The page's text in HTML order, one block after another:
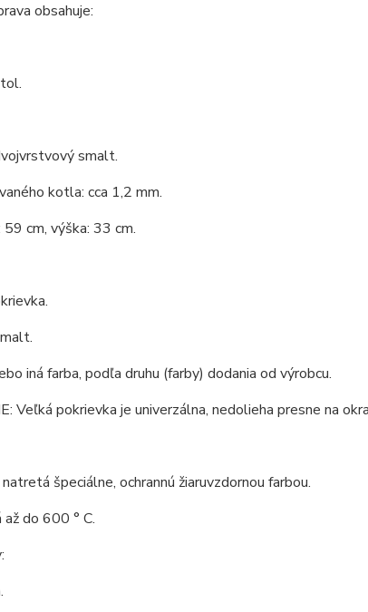
obsahuje:
smalt.
kotla: cca 1,2 mm.
59 cm, výška: 33 cm.
iná farba, podľa druhu (farby) dodania od výrobcu.
Veľká pokrievka je univerzálna, nedolieha presne na
špeciálne, ochrannú žiaruvzdornou farbou.
do 600 ° C.